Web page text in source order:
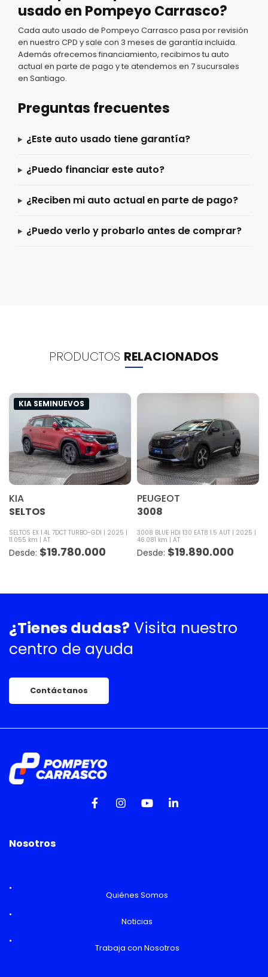
usado en Pompeyo Carrasco?
Cada auto usado de Pompeyo Carrasco pasa por revisión
en nuestro CPD y sale con 3 meses de garantía incluida.
Además ofrecemos financiamiento, recibimos tu auto
actual en parte de pago y te atendemos en 7 sucursales
en Santiago.
Preguntas frecuentes
¿Este auto usado tiene garantía?
¿Puedo financiar este auto?
¿Reciben mi auto actual en parte de pago?
¿Puedo verlo y probarlo antes de comprar?
PRODUCTOS RELACIONADOS
KIA SEMINUEVOS
KIA
SELTOS
SELTOS EX 1.4L 7DCT TURBO-GDI
2025
11.055 km
AT
$19.780.000
PEUGEOT
3008
3008 BLUE HDI 130 EAT8 1.5 AUT
2025
46.081 km
AT
$19.890.000
¿Tienes dudas? Visita nuestro
centro de ayuda
Contáctanos
Nosotros
Quiénes Somos
Noticias
Trabaja con Nosotros